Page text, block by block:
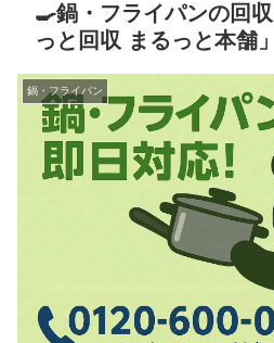
🍳鍋・フライパンの回
っと回収 まるっと本舗
鍋・フライパン